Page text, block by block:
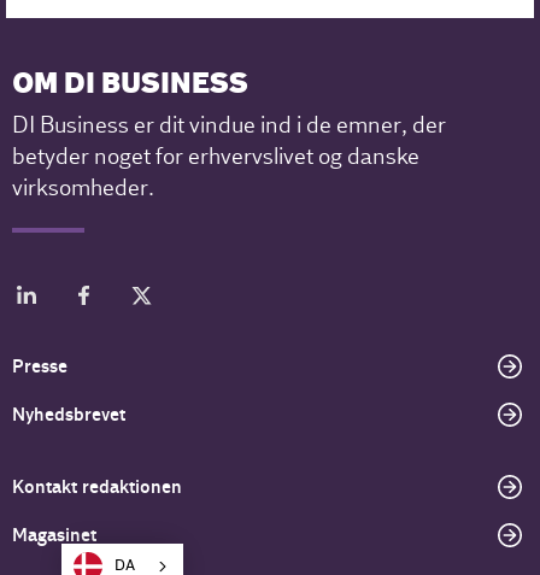
OM DI BUSINESS
DI Business er dit vindue ind i de emner, der
betyder noget for erhvervslivet og danske
virksomheder.
Presse
Nyhedsbrevet
Kontakt redaktionen
Magasinet
DA